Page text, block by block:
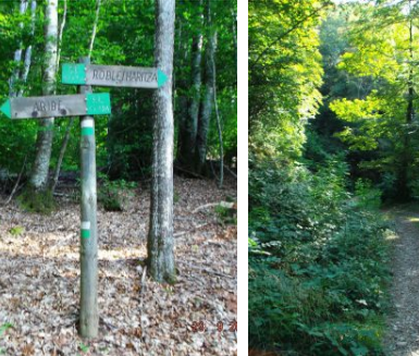
9234659Master